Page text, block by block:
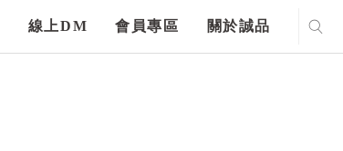
線上DM 會員專區 關於誠品